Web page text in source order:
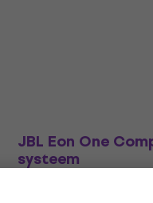
JBL Eon One
systeem